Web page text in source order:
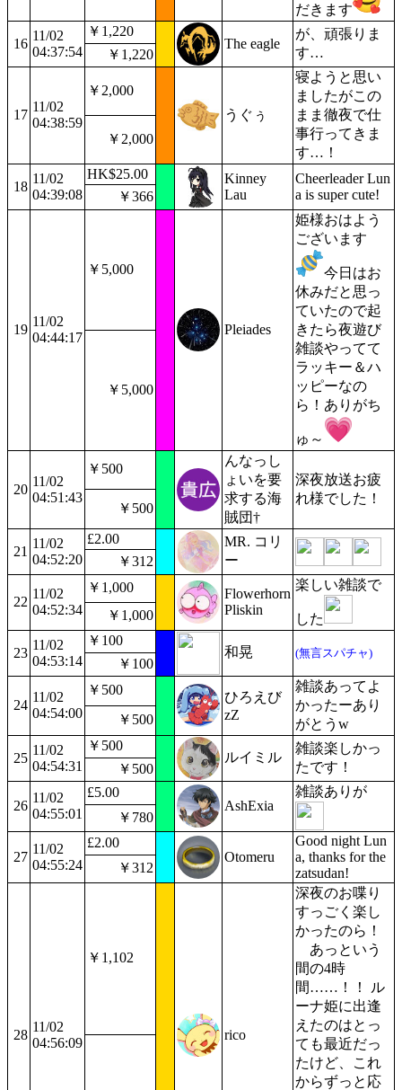
だきます
16
11/02
04:37:54
￥1,220
The eagle
が、頑張りま
す…
￥1,220
17
11/02
04:38:59
￥2,000
うぐぅ
寝ようと思い
ましたがこの
まま徹夜で仕
事行ってきま
す…！
￥2,000
18
11/02
04:39:08
HK$25.00
Kinney
Lau
Cheerleader Lun
a is super cute!
￥366
19
11/02
04:44:17
￥5,000
Pleiades
姫様おはよう
ございます
今日はお
休みだと思っ
ていたので起
きたら夜遊び
雑談やってて
ラッキー＆ハ
ッピーなの
ら！ありがち
ゅ～
￥5,000
20
11/02
04:51:43
￥500
んなっし
ょいを要
求する海
賊団†
深夜放送お疲
れ様でした！
￥500
21
11/02
04:52:20
£2.00
MR. コリ
ー
￥312
22
11/02
04:52:34
￥1,000
Flowerhorn
Pliskin
楽しい雑談で
した
￥1,000
23
11/02
04:53:14
￥100
和晃 (無言スパチャ)
￥100
24
11/02
04:54:00
￥500
ひろえび
zZ
雑談あってよ
かったーあり
がとうw
￥500
25
11/02
04:54:31
￥500
ルイミル
雑談楽しかっ
たです！
￥500
26
11/02
04:55:01
£5.00
AshExia
雑談ありが
￥780
27
11/02
04:55:24
£2.00
Otomeru
Good night Lun
a, thanks for the
zatsudan!
￥312
28
11/02
04:56:09
￥1,102
rico
深夜のお喋り
すっごく楽し
かったのら！
あっという
間の4時
間……！！ ル
ーナ姫に出逢
えたのはとっ
ても最近だっ
たけど、これ
からずっと応